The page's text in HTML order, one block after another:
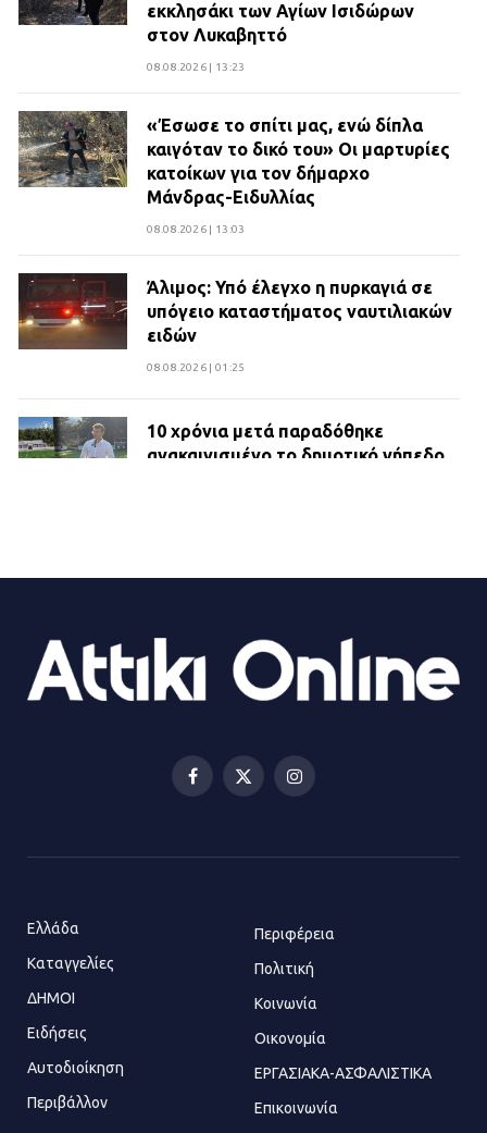
εκκλησάκι των Αγίων Ισιδώρων
στον Λυκαβηττό
08.08.2026 | 13:23
«Έσωσε το σπίτι μας, ενώ δίπλα
καιγόταν το δικό του» Οι μαρτυρίες
κατοίκων για τον δήμαρχο
Μάνδρας-Ειδυλλίας
08.08.2026 | 13:03
Άλιμος: Υπό έλεγχο η πυρκαγιά σε
υπόγειο καταστήματος ναυτιλιακών
ειδών
08.08.2026 | 01:25
10 χρόνια μετά παραδόθηκε
ανακαινισμένο το δημοτικό γήπεδο
ΔΗΜΟΣ ΜΑΝΔΡΑΣ ΕΙΔΥΛΛΙΑΣ:
23.07.2026 | 14:58
Πολυχώρο ΙΡΙΣ
21.07.2026 | 14:01
Πώς έγινε η επίθεση στους δύο
«Φρένο» στα ηλεκτρικά πατίνια:
Τέλος η οδήγησή τους από
Facebook
X
Instagram
Ελλάδα
Καταγγελίες
ΔΗΜΟΙ
Ειδήσεις
Αυτοδιοίκηση
Περιβάλλον
Περιφέρεια
Πολιτική
Κοινωνία
Οικονομία
ΕΡΓΑΣΙΑΚΑ-ΑΣΦΑΛΙΣΤΙΚΑ
Επικοινωνία